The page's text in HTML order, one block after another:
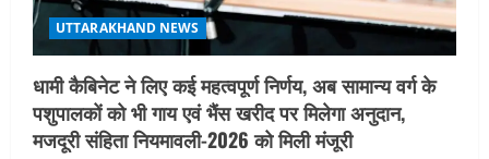
UTTARAKHAND NEWS
धामी कैबिनेट ने लिए कई महत्वपूर्ण निर्णय, अब सामान्य वर्ग के
पशुपालकों को भी गाय एवं भैंस खरीद पर मिलेगा अनुदान,
मजदूरी संहिता नियमावली-2026 को मिली मंजूरी